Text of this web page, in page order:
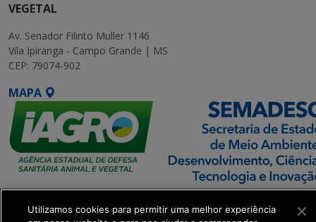
VEGETAL
Av. Senador Filinto Muller 1146
Vila Ipiranga - Campo Grande | MS
CEP: 79074-902
MAPA
Executiva de
Utilizamos cookies para permitir uma melhor experiência